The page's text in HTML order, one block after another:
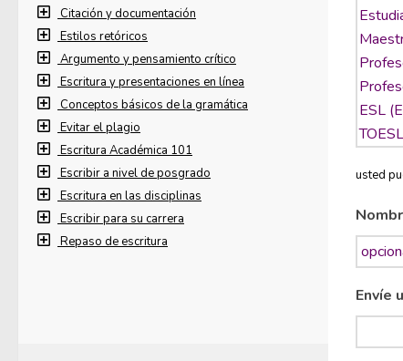
usted
Envíe
Citación y documentación
Estilos retóricos
Argumento y pensamiento crítico
Escritura y presentaciones en línea
Conceptos básicos de la gramática
Evitar el plagio
Escritura Académica 101
Escribir a nivel de posgrado
Escritura en las disciplinas
Escribir para su carrera
Repaso de escritura